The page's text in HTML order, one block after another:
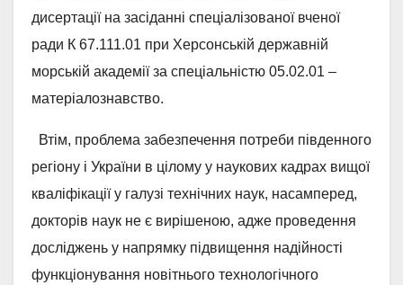
дисертації на засіданні спеціалізованої вченої
ради К 67.111.01 при Херсонській державній
морській академії за спеціальністю 05.02.01 –
матеріалознавство.
Втім, проблема забезпечення потреби південного
регіону і України в цілому у наукових кадрах вищої
кваліфікації у галузі технічних наук, насамперед,
докторів наук не є вирішеною, адже проведення
досліджень у напрямку підвищення надійності
функціонування новітнього технологічного